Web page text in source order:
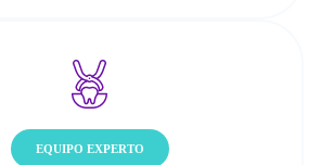
EQUIPO EXPERTO